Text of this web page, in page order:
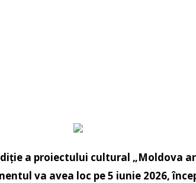
a proiectului cultural „Moldova
va avea loc pe 5 iunie 2026,